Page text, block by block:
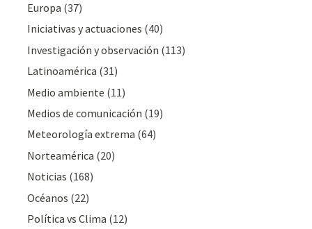
Europa (37)
Iniciativas y actuaciones (40)
Investigación y observación (113)
Latinoamérica (31)
Medio ambiente (11)
Medios de comunicación (19)
Meteorologí­a extrema (64)
Norteamérica (20)
Noticias (168)
Océanos (22)
Polí­tica vs Clima (12)